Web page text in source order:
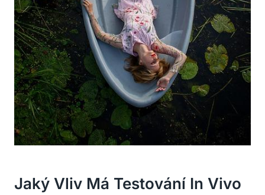
Jaký Vliv‍ Má Testování In‌ Vivo